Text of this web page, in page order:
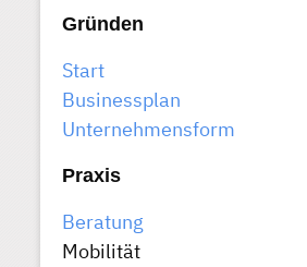
Gründen
Start
Businessplan
Unternehmensform
Praxis
Beratung
Mobilität